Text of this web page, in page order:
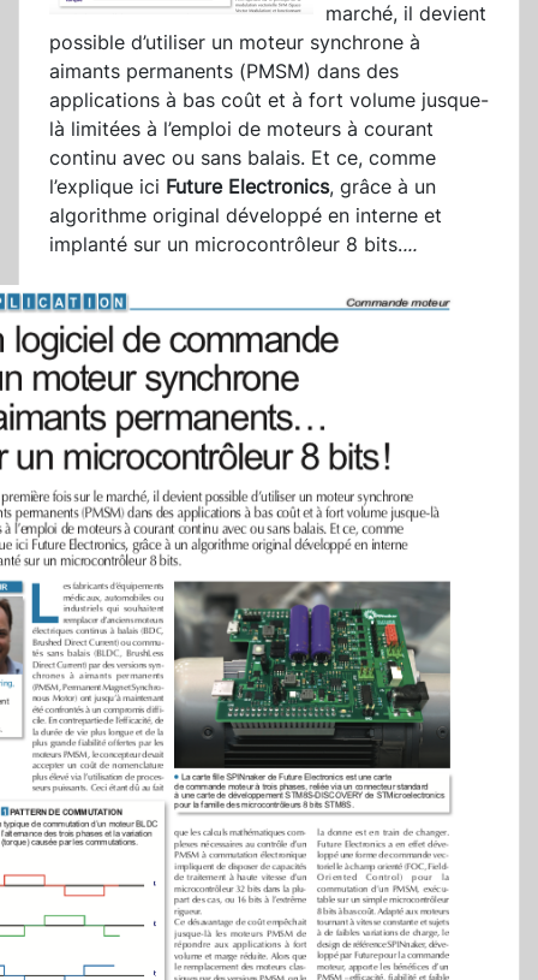
marché, il devient
possible d’utiliser un moteur synchrone à
aimants permanents (PMSM) dans des
applications à bas coût et à fort volume jusque-
là limitées à l’emploi de moteurs à courant
continu avec ou sans balais. Et ce, comme
l’explique ici Future Electronics, grâce à un
algorithme original développé en interne et
implanté sur un microcontrôleur 8 bits....